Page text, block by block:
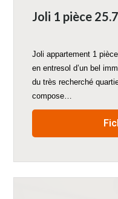
Joli 1 pièce
Joli appartement 1
en entresol d’un bel
du très recherché
compose…